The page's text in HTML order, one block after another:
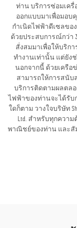
ท่าน บริการซ่อมเครื่
ออกแบบมาเพื่อมอบ
กำเนิดไฟฟ้าดีเซลขอ
ด้วยประสบการณ์กว่า
สั่งสมมาเพื่อให้บริก
ทำงานเท่านั้น แต่ยัง
นอกจากนี้ ด้วยเครือ
สามารถให้การสนับ
บริการติดตามผลตลอ
ไฟฟ้าของท่านจะได้รับ
ใดก็ตาม วางใจบริษัท
Ltd. สำหรับทุกควา
พาณิชย์ของท่าน และสั